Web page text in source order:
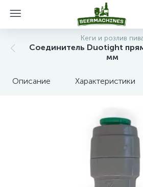
Кеги и розлив
Соединитель Duotight
мм
Описание Характеристики